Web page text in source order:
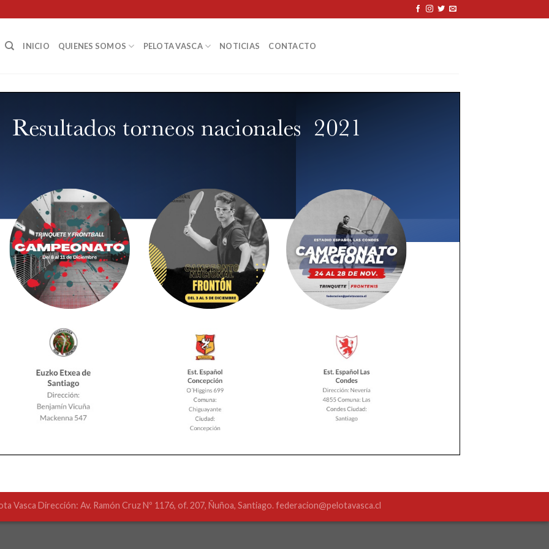
INICIO QUIENES SOMOS PELOTA VASCA NOTICIAS CONTACTO
Vasca Dirección: Av. Ramón Cruz Nº 1176, of. 207, Ñuñoa, Santiago. federacion@pelotavasca.cl